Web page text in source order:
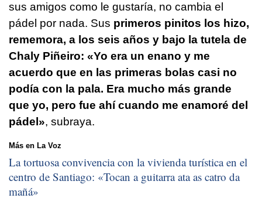
sus amigos como le gustaría, no cambia el
pádel por nada. Sus primeros pinitos los hizo,
rememora, a los seis años y bajo la tutela de
Chaly Piñeiro: «Yo era un enano y me
acuerdo que en las primeras bolas casi no
podía con la pala. Era mucho más grande
que yo, pero fue ahí cuando me enamoré del
pádel», subraya.
Más en La Voz
La tortuosa convivencia con la vivienda turística en el
centro de Santiago: «Tocan a guitarra ata as catro da
mañá»